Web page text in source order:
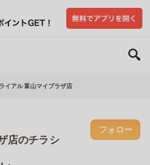
イアル 富山マイプラザ店
店のチラシ
フォロー